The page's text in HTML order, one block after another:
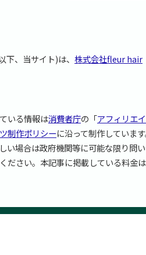
、当サイト)は、 株式会社fleur hair
いる情報は消費者庁の「アフィリエ
制作ポリシーに沿って制作していま
い場合は政府機関等に可能な限り問
ださい。本記事に掲載している料金は